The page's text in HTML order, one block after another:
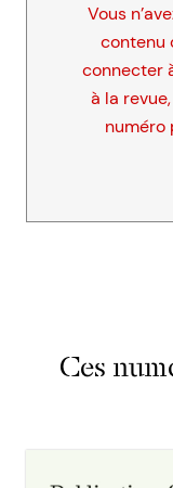
Vous
contenu
connecter
à la
numéro
Ces